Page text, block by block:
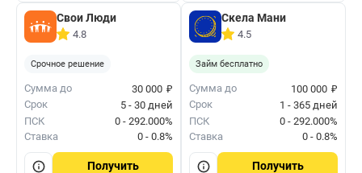
Свои Люди
4.8
Срочное решение
Сумма до 30 000 ₽
Срок
5 - 30 дней
ПСК
0 - 292.000%
Ставка
0 - 0.8%
Получить
Скела Мани
4.5
Займ бесплатно
Сумма до 100 000 ₽
Срок
1 - 365 дней
ПСК
0 - 292.000%
Ставка
0 - 0.8%
Получить